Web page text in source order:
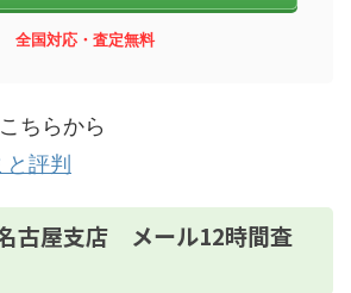
全国対応・査定無料
ちらから
評判
古屋支店 メール12時間査